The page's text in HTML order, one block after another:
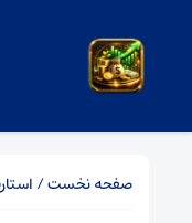
صفحه نخست/